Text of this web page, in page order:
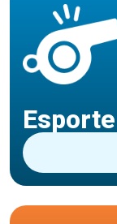
Esporte